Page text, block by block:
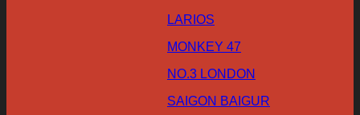
LARIOS
MONKEY 47
NO.3 LONDON
SAIGON BAIGUR